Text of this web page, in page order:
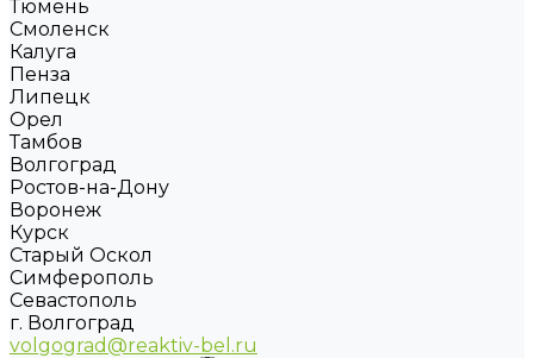
Тюмень
Смоленск
Калуга
Пенза
Липецк
Орел
Тамбов
Волгоград
Ростов-на-Дону
Воронеж
Курск
Старый Оскол
Симферополь
Севастополь
г. Волгоград
volgograd@reaktiv-bel.ru